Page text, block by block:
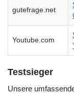
gutefrage.net
Youtube.com
Testsieger
Unsere